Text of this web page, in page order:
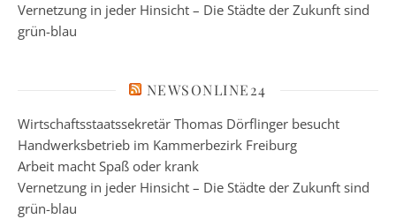
Vernetzung in jeder Hinsicht – Die Städte der Zukunft sind
grün-blau
NEWSONLINE24
Wirtschaftsstaatssekretär Thomas Dörflinger besucht
Handwerksbetrieb im Kammerbezirk Freiburg
Arbeit macht Spaß oder krank
Vernetzung in jeder Hinsicht – Die Städte der Zukunft sind
grün-blau